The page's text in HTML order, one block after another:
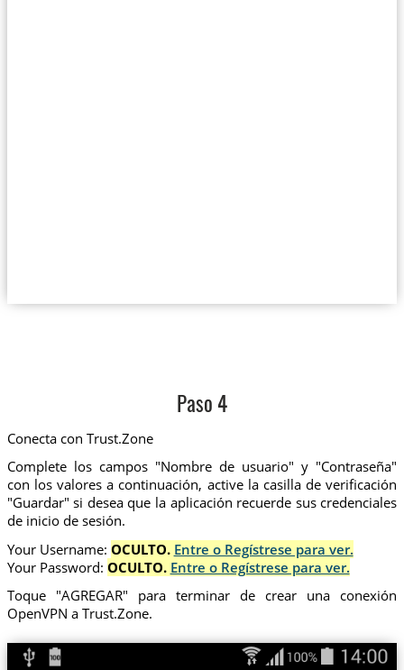
Paso 4
Conecta con Trust.Zone
Complete los campos "Nombre de usuario" y "Contraseña"
con los valores a continuación, active la casilla de verificación
"Guardar" si desea que la aplicación recuerde sus credenciales
de inicio de sesión.
Your Username: OCULTO. Entre o Regístrese para ver.
Your Password: OCULTO. Entre o Regístrese para ver.
Toque "AGREGAR" para terminar de crear una conexión
OpenVPN a Trust.Zone.